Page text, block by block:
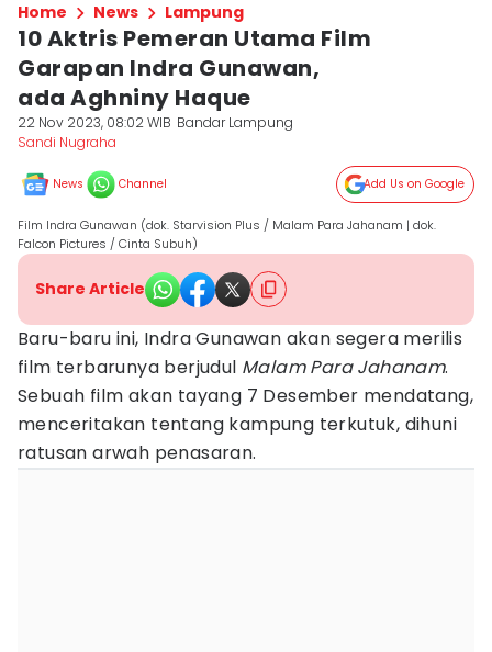
Home News Lampung
10 Aktris Pemeran Utama Film
Garapan Indra Gunawan,
ada Aghniny Haque
22 Nov 2023, 08:02 WIB Bandar Lampung
Sandi Nugraha
News Channel Add Us on Google
Film Indra Gunawan (dok. Starvision Plus / Malam Para Jahanam | dok.
Falcon Pictures / Cinta Subuh)
Share Article
Baru-baru ini, Indra Gunawan akan segera merilis
film terbarunya berjudul Malam Para Jahanam.
Sebuah film akan tayang 7 Desember mendatang,
menceritakan tentang kampung terkutuk, dihuni
ratusan arwah penasaran.